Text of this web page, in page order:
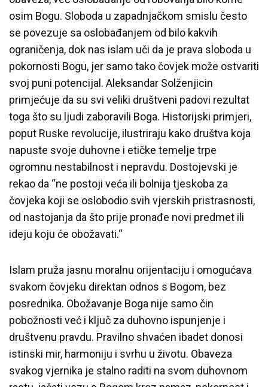
osim Bogu. Sloboda u zapadnjačkom smislu često
se povezuje sa oslobađanjem od bilo kakvih
ograničenja, dok nas islam uči da je prava sloboda u
pokornosti Bogu, jer samo tako čovjek može ostvariti
svoj puni potencijal. Aleksandar Solženjicin
primjećuje da su svi veliki društveni padovi rezultat
toga što su ljudi zaboravili Boga. Historijski primjeri,
poput Ruske revolucije, ilustriraju kako društva koja
napuste svoje duhovne i etičke temelje trpe
ogromnu nestabilnost i nepravdu. Dostojevski je
rekao da “ne postoji veća ili bolnija tjeskoba za
čovjeka koji se oslobodio svih vjerskih pristrasnosti,
od nastojanja da što prije pronađe novi predmet ili
ideju koju će obožavati.“
Islam pruža jasnu moralnu orijentaciju i omogućava
svakom čovjeku direktan odnos s Bogom, bez
posrednika. Obožavanje Boga nije samo čin
pobožnosti već i ključ za duhovno ispunjenje i
društvenu pravdu. Pravilno shvaćen ibadet donosi
istinski mir, harmoniju i svrhu u životu. Obaveza
svakog vjernika je stalno raditi na svom duhovnom